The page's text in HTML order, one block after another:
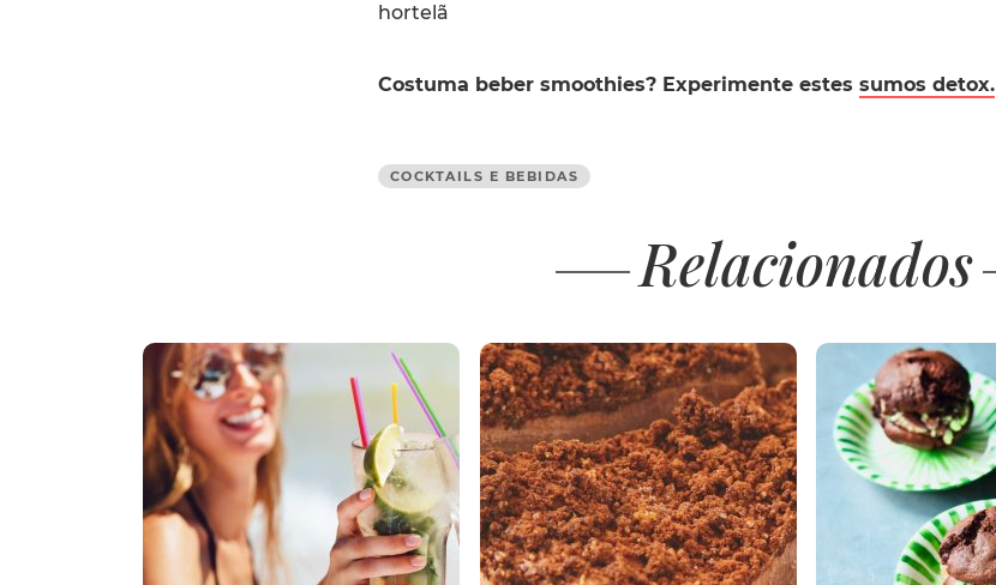
hortelã
Costuma beber smoothies? Experimente estes sumos detox.
COCKTAILS E BEBIDAS
Relacionados